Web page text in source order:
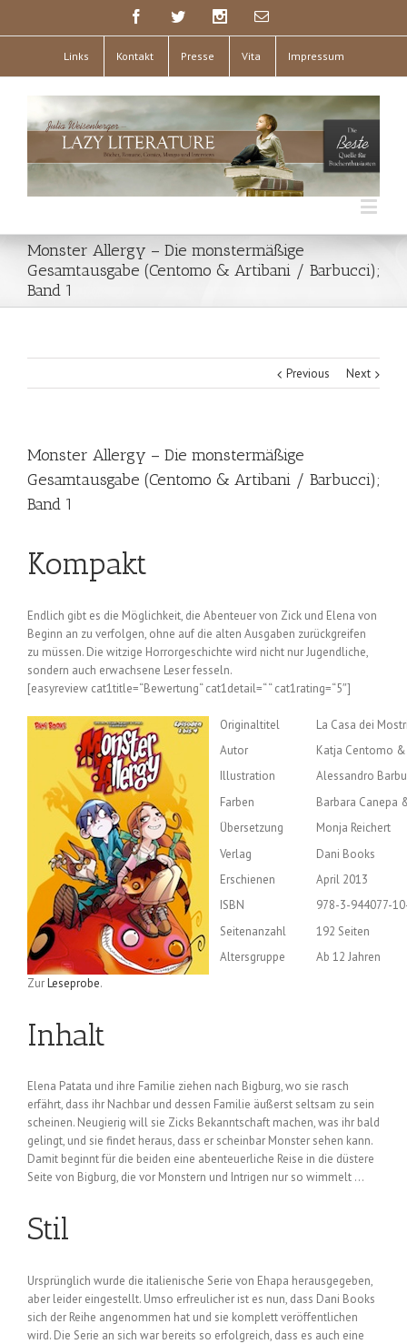
Links Kontakt Presse Vita Impressum
Monster Allergy – Die monstermäßige
Gesamtausgabe (Centomo & Artibani / Barbucci);
Band 1
Previous Next
Monster Allergy – Die monstermäßige
Gesamtausgabe (Centomo & Artibani / Barbucci);
Band 1
Kompakt
Endlich gibt es die Möglichkeit, die Abenteuer von Zick und Elena von
Beginn an zu verfolgen, ohne auf die alten Ausgaben zurückgreifen
zu müssen. Die witzige Horrorgeschichte wird nicht nur Jugendliche,
sondern auch erwachsene Leser fesseln.
[easyreview cat1title=“Bewertung“ cat1detail=“ “ cat1rating=“5″]
Originaltitel
La Casa dei
Autor
Katja Centomo
Illustration
Alessandro
Farben
Barbara Canepa
Übersetzung
Monja Reichert
Verlag
Dani Books
Erschienen
April 2013
ISBN
978-3-944077-
Seitenanzahl
192 Seiten
Altersgruppe
Ab 12 Jahren
ZurLeseprobe.
Inhalt
Elena Patata und ihre Familie ziehen nach Bigburg, wo sie rasch
erfährt, dass ihr Nachbar und dessen Familie äußerst seltsam zu sein
scheinen. Neugierig will sie Zicks Bekanntschaft machen, was ihr bald
gelingt, und sie findet heraus, dass er scheinbar Monster sehen kann.
Damit beginnt für die beiden eine abenteuerliche Reise in die düstere
Seite von Bigburg, die vor Monstern und Intrigen nur so wimmelt …
Stil
Ursprünglich wurde die italienische Serie von Ehapa herausgegeben,
aber leider eingestellt. Umso erfreulicher ist es nun, dass Dani Books
sich der Reihe angenommen hat und sie komplett veröffentlichen
wird. Die Serie an sich war bereits so erfolgreich, dass es auch eine